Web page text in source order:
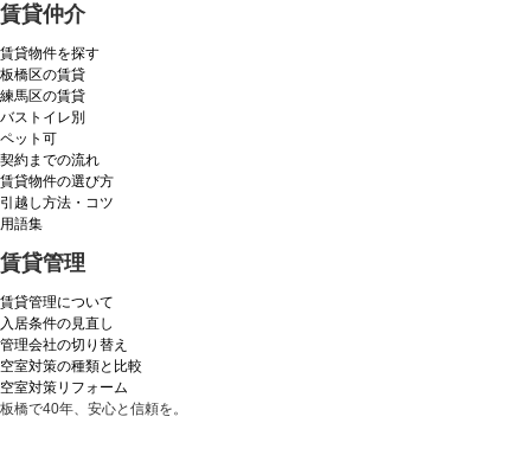
賃貸仲介
賃貸物件を探す
板橋区の賃貸
練馬区の賃貸
バストイレ別
ペット可
契約までの流れ
賃貸物件の選び方
引越し方法・コツ
用語集
賃貸管理
賃貸管理について
入居条件の見直し
管理会社の切り替え
空室対策の種類と比較
空室対策リフォーム
板橋で40年、安心と信頼を。